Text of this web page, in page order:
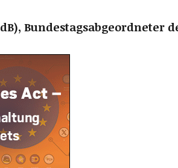
Bundestagsabgeordneter